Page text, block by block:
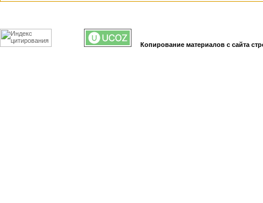
Копирование материалов с сайта